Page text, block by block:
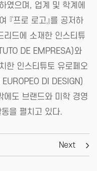
였으며, 업계 및 학계에
『프로 로고』를 공저하
리드에 소재한 인스티튜
DE EMPRESA)와
한 인스티튜토 유로페오
DI DESIGN)
에도 브랜드와 미학 경영
을 펼치고 있다.
Next